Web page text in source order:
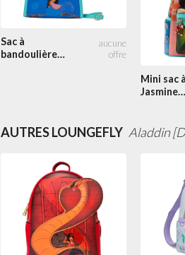
Sac à
bandoulière
Mini sac
Jasmine
AUTRES LOUNGEFLY Aladdin